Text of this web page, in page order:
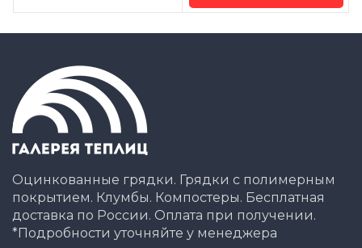
Оцинкованные грядки. Грядки с полимерным
покрытием. Клумбы. Компостеры. Бесплатная
доставка по России. Оплата при получении.
*Подробности уточняйте у менеджера